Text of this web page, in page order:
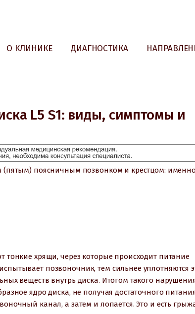
О КЛИНИКЕ ДИАГНОСТИКА
L5 S1: виды, симптомы и
(пятым) поясничным позвонком и крестцом:
тонкие хрящи, через которые происходит питание
позвоночник, тем сильнее уплотняются
веществ внутрь диска. Итогом такого
ядро диска, не получая достаточного
канал, а затем и лопается. Это и есть